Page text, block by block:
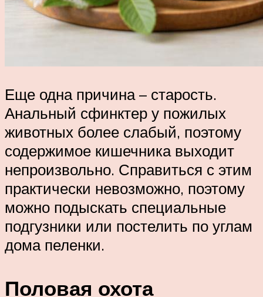
Еще одна причина – старость.
Анальный сфинктер у пожилых
животных более слабый, поэтому
содержимое кишечника выходит
непроизвольно. Справиться с этим
практически невозможно, поэтому
можно подыскать специальные
подгузники или постелить по углам
дома пеленки.
Половая охота